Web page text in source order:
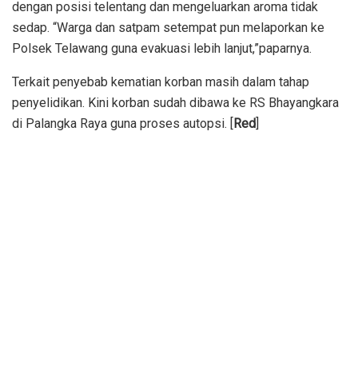
dengan posisi telentang dan mengeluarkan aroma tidak
sedap. “Warga dan satpam setempat pun melaporkan ke
Polsek Telawang guna evakuasi lebih lanjut,”paparnya.
Terkait penyebab kematian korban masih dalam tahap
penyelidikan. Kini korban sudah dibawa ke RS Bhayangkara
di Palangka Raya guna proses autopsi. [Red]